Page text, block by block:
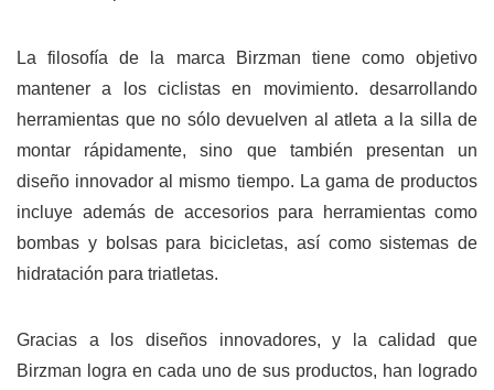
La filosofía de la marca Birzman tiene como objetivo
mantener a los ciclistas en movimiento. desarrollando
herramientas que no sólo devuelven al atleta a la silla de
montar rápidamente, sino que también presentan un
diseño innovador al mismo tiempo. La gama de productos
incluye además de accesorios para herramientas como
bombas y bolsas para bicicletas, así como sistemas de
hidratación para triatletas.
Gracias a los diseños innovadores, y la calidad que
Birzman logra en cada uno de sus productos, han logrado